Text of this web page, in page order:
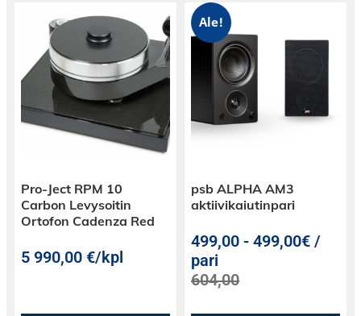
Pro-Ject RPM 10
Carbon Levysoitin
Ortofon Cadenza Red
5 990,00€/kpl
Ale!
psb ALPHA AM3
aktiivikaiutinpari
499,00 -499,00€ /
pari
604,00